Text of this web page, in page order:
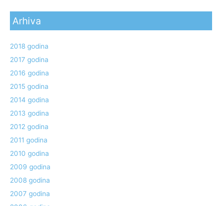
Arhiva
2018 godina
2017 godina
2016 godina
2015 godina
2014 godina
2013 godina
2012 godina
2011 godina
2010 godina
2009 godina
2008 godina
2007 godina